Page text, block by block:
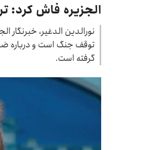
الجزیره فاش کرد:
نورالدین الدغیر، خبرنگار
توقف جنگ است و درباره
گرفته است.